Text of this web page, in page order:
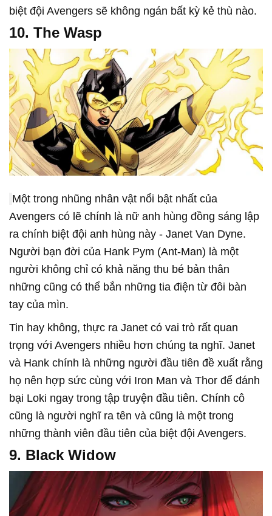
biệt đội Avengers sẽ không ngán bất kỳ kẻ thù nào.
10. The Wasp
Một trong nhũng nhân vật nổi bật nhất của
Avengers có lẽ chính là nữ anh hùng đồng sáng lập
ra chính biệt đội anh hùng này - Janet Van Dyne.
Người bạn đời của Hank Pym (Ant-Man) là một
người không chỉ có khả năng thu bé bản thân
những cũng có thể bắn những tia điện từ đôi bàn
tay của mìn.
Tin hay không, thực ra Janet có vai trò rất quan
trọng với Avengers nhiều hơn chúng ta nghĩ. Janet
và Hank chính là những người đầu tiên đề xuất rằng
họ nên hợp sức cùng với Iron Man và Thor để đánh
bại Loki ngay trong tập truyện đầu tiên. Chính cô
cũng là người nghĩ ra tên và cũng là một trong
những thành viên đầu tiên của biệt đội Avengers.
9. Black Widow